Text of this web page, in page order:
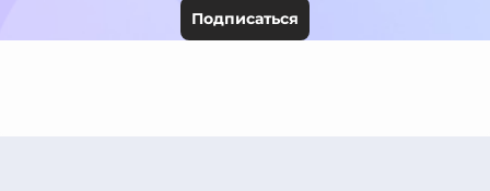
Подписаться